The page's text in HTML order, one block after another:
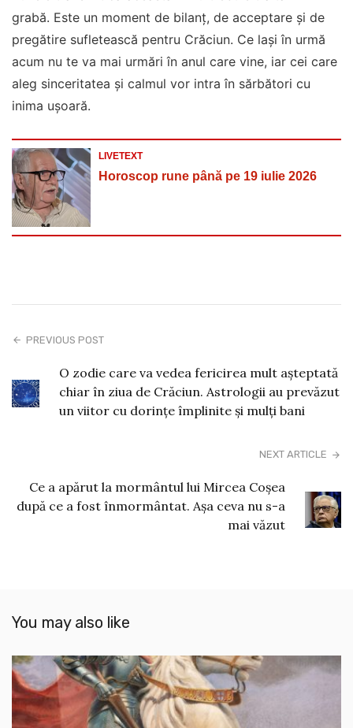
grabă. Este un moment de bilanț, de acceptare și de
pregătire sufletească pentru Crăciun. Ce lași în urmă
acum nu te va mai urmări în anul care vine, iar cei care
aleg sinceritatea și calmul vor intra în sărbători cu
inima ușoară.
LIVETEXT
Horoscop rune până pe 19 iulie 2026
PREVIOUS POST
O zodie care va vedea fericirea mult așteptată
chiar în ziua de Crăciun. Astrologii au prevăzut
un viitor cu dorințe împlinite și mulți bani
NEXT ARTICLE
Ce a apărut la mormântul lui Mircea Coșea
după ce a fost înmormântat. Așa ceva nu s-a
mai văzut
You may also like